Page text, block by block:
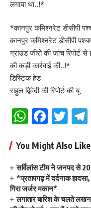
लगाया था..!*
*कानपुर कमिश्नरेट डीसीपी
कानपुर कमिश्नरेट डीसीपी
ग्राउंड जीरो की जांच
की कड़ी कार्रवाई की..!*
डिस्टिक हेड
राहुल द्विवेदी की रिपोर्ट की यू
You Might Also Like
सर्विलांस टीम ने जनपद से
*प्रतापगढ़ में दर्दनाक
गिरा जर्जर मकान*
लगातार बारिश के चलते